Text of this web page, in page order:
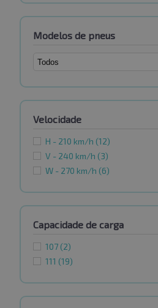
Modelos de pneus
Velocidade
H - 210 km/h (12)
V - 240 km/h (3)
W - 270 km/h (6)
Capacidade de carga
107 (2)
111 (19)